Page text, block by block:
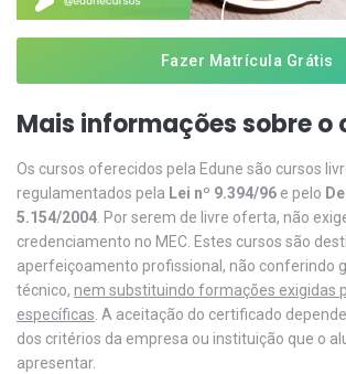
Fazer Matrícula Grátis
Mais informações sobre o
Os cursos oferecidos pela Edune são cursos
regulamentados pela Lei nº 9.394/96 e pelo
5.154/2004 . Por serem de livre oferta, não
credenciamento no MEC. Estes cursos são
aperfeiçoamento profissional, não conferindo
técnico, nem substituindo formações exigidas
específicas . A aceitação do certificado
dos critérios da empresa ou instituição que o
apresentar.